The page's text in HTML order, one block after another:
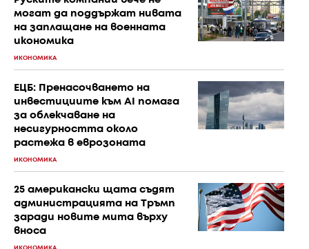
могат да поддържат нивата
на заплащане на военната
икономика
ИКОНОМИКА
ЕЦБ: Пренасочването на
инвестициите към AI помага
за облекчаване на
несигурността около
растежа в еврозоната
ИКОНОМИКА
25 американски щата съдят
администрацията на Тръмп
заради новите мита върху
вноса
ИКОНОМИКА